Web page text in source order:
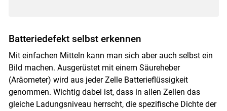
Batteriedefekt selbst erkennen
Mit einfachen Mitteln kann man sich aber auch selbst ein
Bild machen. Ausgerüstet mit einem Säureheber
(Aräometer) wird aus jeder Zelle Batterieflüssigkeit
genommen. Wichtig dabei ist, dass in allen Zellen das
gleiche Ladungsniveau herrscht, die spezifische Dichte der